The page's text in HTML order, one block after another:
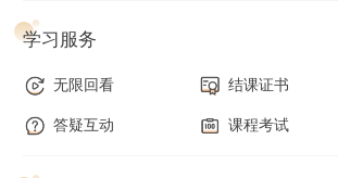
学习服务
无限回看 结课证书
答疑互动 课程考试